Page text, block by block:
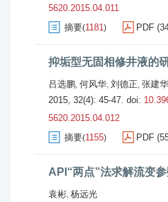
5620.2015.04.011
摘要(1181) PDF
抑垢型无固相修井液的
吕选鹏, 何风华, 刘德正, 张建华
2015, 32(4): 45-47. doi:
5620.2015.04.012
摘要(1155) PDF
API“两点”法求解流变
袁彬, 杨远光